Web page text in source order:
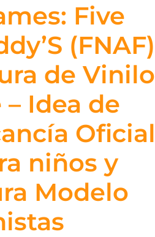
Five
(FNAF)
de Vinilo
Idea de
Oficial
niños y
Modelo